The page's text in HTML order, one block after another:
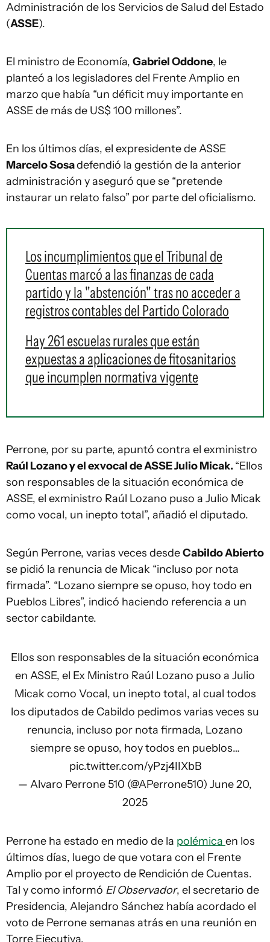
Administración de los Servicios de Salud del Estado
(ASSE).
El ministro de Economía, Gabriel Oddone, le
planteó a los legisladores del Frente Amplio en
marzo que había “un déficit muy importante en
ASSE de más de US$ 100 millones”.
En los últimos días, el expresidente de ASSE
Marcelo Sosadefendió la gestión de la anterior
administración y aseguró que se “pretende
instaurar un relato falso” por parte del oficialismo.
Los incumplimientos que el Tribunal de
Cuentas marcó a las finanzas de cada
partido y la "abstención" tras no acceder a
registros contables del Partido Colorado
Hay 261 escuelas rurales que están
expuestas a aplicaciones de fitosanitarios
que incumplen normativa vigente
Perrone, por su parte, apuntó contra el exministro
Raúl Lozano y el exvocal de ASSE Julio Micak. “Ellos
son responsables de la situación económica de
ASSE, el exministro Raúl Lozano puso a Julio Micak
como vocal, un inepto total”, añadió el diputado.
Según Perrone, varias veces desdeCabildo Abierto
se pidió la renuncia de Micak “incluso por nota
firmada”. “Lozano siempre se opuso, hoy todo en
Pueblos Libres”, indicó haciendo referencia a un
sector cabildante.
Ellos son responsables de la situación económica
en ASSE, el Ex Ministro Raúl Lozano puso a Julio
Micak como Vocal, un inepto total, al cual todos
los diputados de Cabildo pedimos varias veces su
renuncia, incluso por nota firmada, Lozano
siempre se opuso, hoy todos en pueblos…
pic.twitter.com/yPzj4IIXbB
— Alvaro Perrone 510 (@APerrone510) June 20,
2025
Perrone ha estado en medio de la polémica en los
últimos días, luego de que votara con el Frente
Amplio por el proyecto de Rendición de Cuentas.
Tal y como informó El Observador, el secretario de
Presidencia, Alejandro Sánchez había acordado el
voto de Perrone semanas atrás en una reunión en
Torre Ejecutiva.